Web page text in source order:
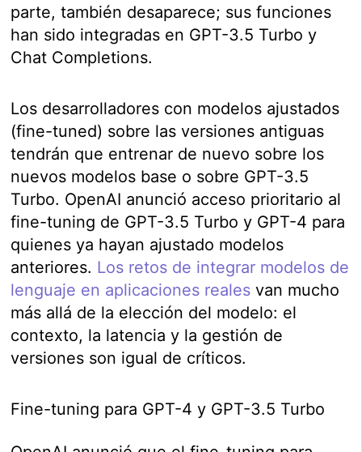
parte, también desaparece; sus funciones
han sido integradas en GPT-3.5 Turbo y
Chat Completions.
Los desarrolladores con modelos ajustados
(fine-tuned) sobre las versiones antiguas
tendrán que entrenar de nuevo sobre los
nuevos modelos base o sobre GPT-3.5
Turbo. OpenAI anunció acceso prioritario al
fine-tuning de GPT-3.5 Turbo y GPT-4 para
quienes ya hayan ajustado modelos
anteriores. Los retos de integrar modelos de
lenguaje en aplicaciones reales van mucho
más allá de la elección del modelo: el
contexto, la latencia y la gestión de
versiones son igual de críticos.
Fine-tuning para GPT-4 y GPT-3.5 Turbo